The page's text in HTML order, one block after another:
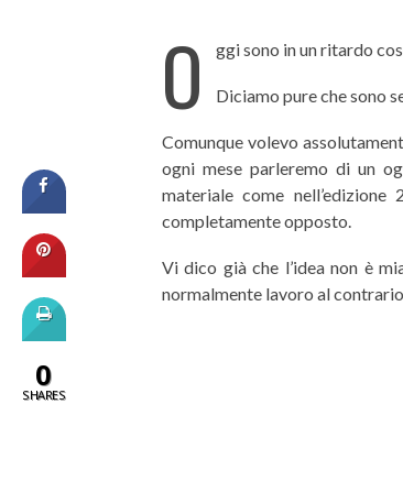
O ggi sono in un ritardo
Diciamo pure che sono
Comunque volevo
ogni mese parleremo di un
materiale come
completamente opposto.
Vi dico già che l’idea non è
normalmente lavoro al
0
SHARES